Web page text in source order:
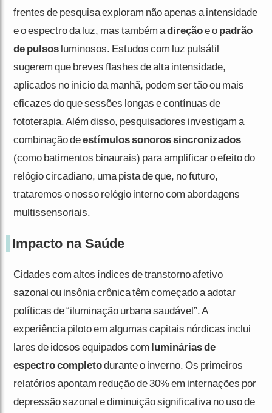
frentes de pesquisa exploram não apenas a intensidade
e o espectro da luz, mas também adireçãoe o padrão
de pulsos luminosos. Estudos com luz pulsátil
sugerem que breves flashes de alta intensidade,
aplicados no início da manhã, podem ser tão ou mais
eficazes do que sessões longas e contínuas de
fototerapia. Além disso, pesquisadores investigam a
combinação deestímulos sonoros sincronizados
(como batimentos binaurais) para amplificar o efeito do
relógio circadiano, uma pista de que, no futuro,
trataremos o nosso relógio interno com abordagens
multissensoriais.
Impacto na Saúde
Cidades com altos índices de transtorno afetivo
sazonal ou insônia crônica têm começado a adotar
políticas de “iluminação urbana saudável”. A
experiência piloto em algumas capitais nórdicas inclui
lares de idosos equipados com luminárias de
espectro completodurante o inverno. Os primeiros
relatórios apontam redução de 30% em internações por
depressão sazonal e diminuição significativa no uso de